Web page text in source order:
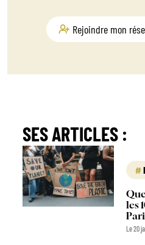
Rejoindre mon
SES ARTICLES :
les
Le 20